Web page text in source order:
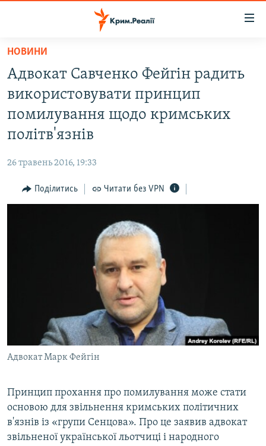
Перейти
основного
матеріалу
до
основної
Перейти
пошуку
ВОДА.КРИМ
ВІДЕО ТА ФОТО
ПОЛІТИКА
ПОГЛЯД
ІНТЕРВ'Ю
ВІДЕОУРОКИ «ELIFBE»
УКРАЇНСЬКА ПРОБЛЕМА КРИМУ
ІНФОГРАФІКА
ЯК ОБІЙТИ БЛОКУВАННЯ
ДОЛУЧАЙСЯ!
Усі сайти RFE/RL
НОВИНИ
Адвокат Савченко Фейгін радить
використовувати принцип
помилування щодо кримських
політв'язнів
26 травень 2016, 19:33
Поділитись Читати без VPN
Адвокат Марк Фейгін
Принцип прохання про помилування може стати
основою для звільнення кримських політичних
в'язнів із «групи Сенцова». Про це заявив адвокат
звільненої української льотчиці і народного